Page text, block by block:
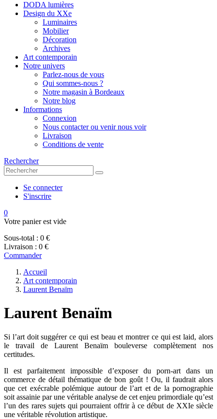
DODA lumières
Design du XXe
Luminaires
Mobilier
Décoration
Archives
Art contemporain
Notre univers
Parlez-nous de vous
Qui sommes-nous ?
Notre magasin à Bordeaux
Notre blog
Informations
Connexion
Nous contacter ou venir nous voir
Livraison
Conditions de vente
Rechercher
Se connecter
S'inscrire
0
Votre panier est vide
Sous-total : 0 €
Livraison : 0 €
Commander
Accueil
Art contemporain
Laurent Benaïm
Laurent Benaïm
Si l’art doit suggérer ce qui est beau et montrer ce qui est laid, alors
le travail de Laurent Benaïm bouleverse complètement nos
certitudes.
Il est parfaitement impossible d’exposer du porn-art dans un
commerce de détail thématique de bon goût ! Ou, il faudrait alors
que cet exécrable polémique autour de l’art et de la pornographie
soit assainie par une véritable analyse de cet enjeu primordiale qu’est
l’un des rares sujets qui pourraient offrir à ce début de XXIe siècle
une véritable révolution artistique.